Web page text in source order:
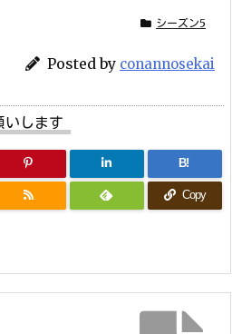
シーズン5
Posted by conannosekai
いします
B!
Copy